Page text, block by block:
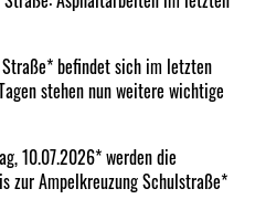
befindet sich im letzten
stehen nun weitere wichtige
10.07.2026* werden die
zur Ampelkreuzung Schulstraße*